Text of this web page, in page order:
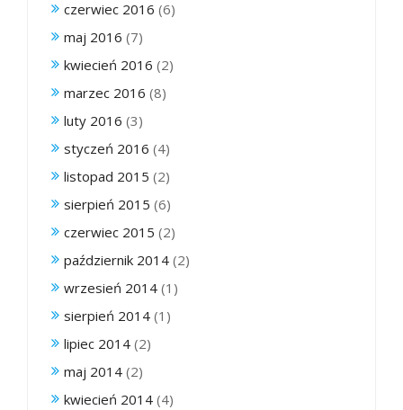
czerwiec 2016 (6)
maj 2016 (7)
kwiecień 2016 (2)
marzec 2016 (8)
luty 2016 (3)
styczeń 2016 (4)
listopad 2015 (2)
sierpień 2015 (6)
czerwiec 2015 (2)
październik 2014 (2)
wrzesień 2014 (1)
sierpień 2014 (1)
lipiec 2014 (2)
maj 2014 (2)
kwiecień 2014 (4)